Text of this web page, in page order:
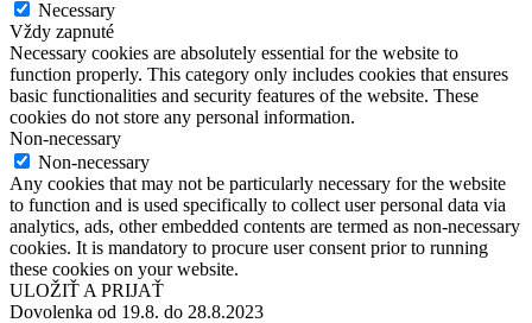
Necessary
Vždy zapnuté
Necessary cookies are absolutely essential for the website to
function properly. This category only includes cookies that ensures
basic functionalities and security features of the website. These
cookies do not store any personal information.
Non-necessary
Non-necessary
Any cookies that may not be particularly necessary for the website
to function and is used specifically to collect user personal data via
analytics, ads, other embedded contents are termed as non-necessary
cookies. It is mandatory to procure user consent prior to running
these cookies on your website.
ULOŽIŤ A PRIJAŤ
Dovolenka od 19.8. do 28.8.2023